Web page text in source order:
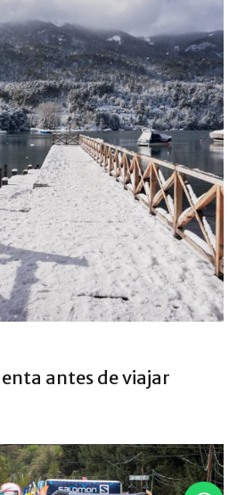
antes de viajar